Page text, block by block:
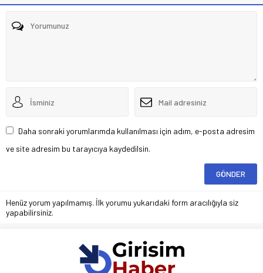
Daha sonraki yorumlarımda kullanılması için adım, e-posta adresim
ve site adresim bu tarayıcıya kaydedilsin.
Henüz yorum yapılmamış. İlk yorumu yukarıdaki form aracılığıyla siz
yapabilirsiniz.